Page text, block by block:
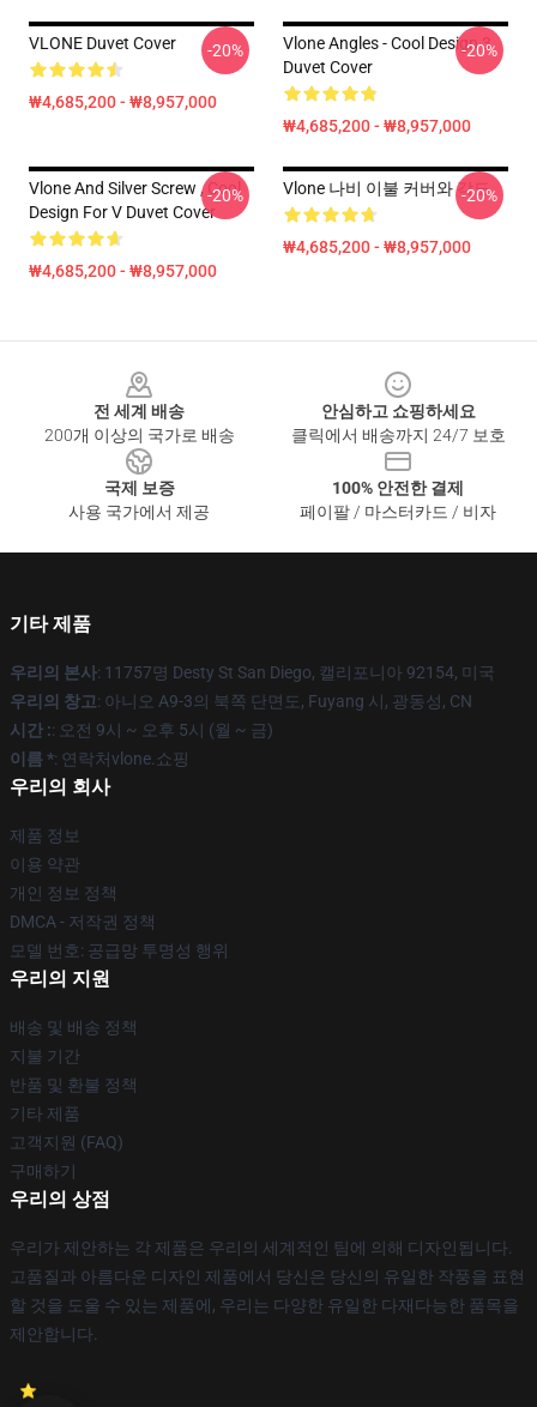
VLONE Duvet Cover
₩4,685,200 - ₩8,957,000
-20%
Vlone Angles - Cool Design 3
Duvet Cover
₩4,685,200 - ₩8,957,000
-20%
Vlone And Silver Screw , Cool
Design For V Duvet Cover
₩4,685,200 - ₩8,957,000
-20% Vlone 나비 이불 커버와 각도
₩4,685,200 - ₩8,957,000
-20%
전 세계 배송
200개 이상의 국가로 배송
안심하고 쇼핑하세요
클릭에서 배송까지 24/7 보호
국제 보증
사용 국가에서 제공
100% 안전한 결제
페이팔 / 마스터카드 / 비자
기타 제품
우리의 본사: 11757명 Desty St San Diego, 캘리포니아 92154, 미국
우리의 창고: 아니오 A9-3의 북쪽 단면도, Fuyang 시, 광동성, CN
시간 :: 오전 9시 ~ 오후 5시 (월 ~ 금)
이름 *: 연락처vlone.쇼핑
우리의 회사
제품 정보
이용 약관
개인 정보 정책
DMCA - 저작권 정책
모델 번호: 공급망 투명성 행위
우리의 지원
배송 및 배송 정책
지불 기간
반품 및 환불 정책
기타 제품
고객지원 (FAQ)
구매하기
우리의 상점
우리가 제안하는 각 제품은 우리의 세계적인 팀에 의해 디자인됩니다.
고품질과 아름다운 디자인 제품에서 당신은 당신의 유일한 작풍을 표현
할 것을 도울 수 있는 제품에, 우리는 다양한 유일한 다재다능한 품목을
제안합니다.